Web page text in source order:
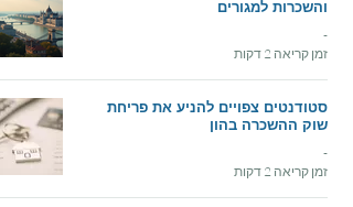
והשכרות למגורים
-
זמן קריאה 2 דקות
סטודנטים צפויים להניע את פריחת
שוק ההשכרה בהון
-
זמן קריאה 2 דקות